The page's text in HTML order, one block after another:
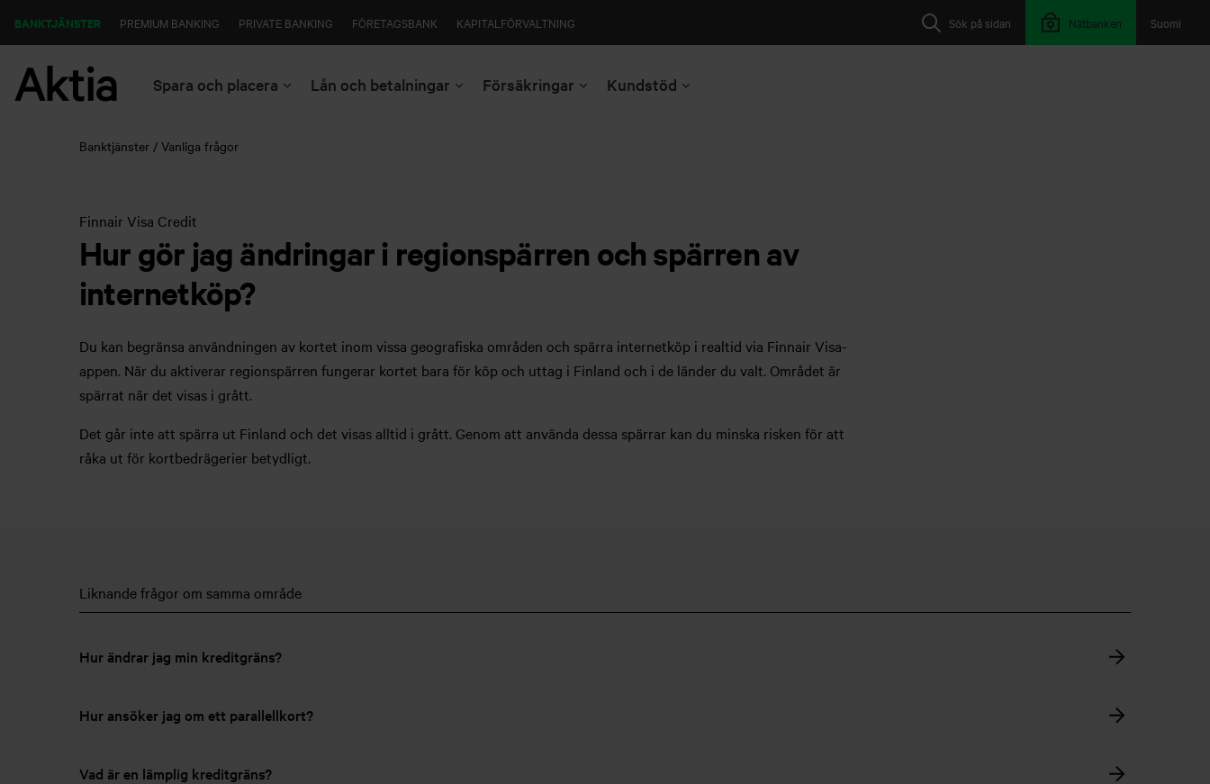
Suomi
Sök på sidan Nätbanken
BANKTJÄNSTER PREMIUM BANKING PRIVATE BANKING FÖRETAGSBANK KAPITALFÖRVALTNING
Spara och placera Lån och betalningar Försäkringar Kundstöd
Banktjänster Vanliga frågor
Finnair Visa Credit
Hur gör jag ändringar i regionspärren och spärren av
internetköp?
Du kan begränsa användningen av kortet inom vissa geografiska områden och spärra internetköp i realtid via Finnair Visa-
appen. När du aktiverar regionspärren fungerar kortet bara för köp och uttag i Finland och i de länder du valt. Området är
spärrat när det visas i grått.
Det går inte att spärra ut Finland och det visas alltid i grått. Genom att använda dessa spärrar kan du minska risken för att
råka ut för kortbedrägerier betydligt.
Liknande frågor om samma område
Hur ändrar jag min kreditgräns?
Hur ansöker jag om ett parallellkort?
Vad är en lämplig kreditgräns?